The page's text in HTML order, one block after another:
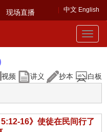
中文 English
现场直播
Toggle
视频 讲义 抄本 白板
16》使徒在民间行了